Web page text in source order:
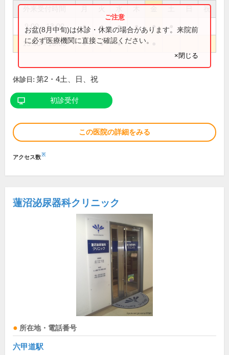
祝
9:00～13:00 ● ● ● ● ●
15:00～18:00 ● ● ●
お盆(8月中旬)は休診・休業の場合があります。来院前
に必ず医療機関に直接ご確認ください。
×閉じる
休診日: 第2・4土、日、祝
初診受付
この医院の詳細をみる
アクセス数※
蓮沼泌尿器科クリニック
所在地・電話番号
六甲道駅